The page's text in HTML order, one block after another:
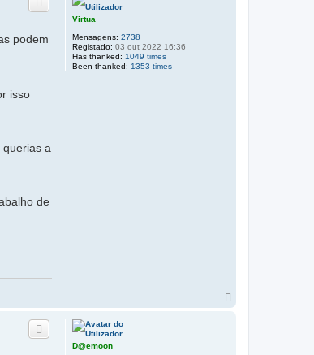
Virtua
Mensagens: 2738
Registado: 03 out 2022 16:36
Has thanked: 1049 times
Been thanked: 1353 times
podem
isso
querias a
de
D@emoon